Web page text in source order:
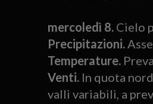
mercoledì 8.Cielo
Precipitazioni.
Temperature.
Venti.In quota
valli variabili, a